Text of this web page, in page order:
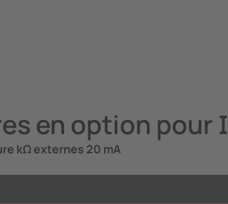
en option pour
kΩ externes 20 mA